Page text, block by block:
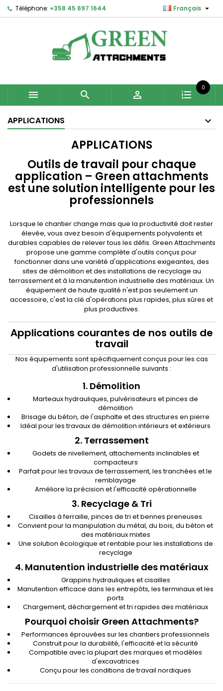
Téléphone: +358 45 697 1644 Français 
  
0
APPLICATIONS
APPLICATIONS
Outils de travail pour chaque
application – Green attachments
est une solution intelligente pour les
professionnels
Lorsque le chantier change mais que la productivité doit rester
élevée, vous avez besoin d'équipements polyvalents et
durables capables de relever tous les défis. Green Attachments
propose une gamme complète d'outils conçus pour
fonctionner dans une variété d'applications exigeantes, des
sites de démolition et des installations de recyclage au
terrassement et à la manutention industrielle des matériaux. Un
équipement de haute qualité n'est pas seulement un
accessoire, c'est la clé d'opérations plus rapides, plus sûres et
plus productives.
Applications courantes de nos outils de
travail
Nos équipements sont spécifiquement conçus pour les cas
d'utilisation professionnelle suivants :
1. Démolition
Marteaux hydrauliques, pulvérisateurs et pinces de
démolition
Brisage du béton, de l'asphalte et des structures en pierre
Idéal pour les travaux de démolition intérieurs et extérieurs
2. Terrassement
Godets de nivellement, attachements inclinables et
compacteurs
Parfait pour les travaux de terrassement, les tranchées et le
remblayage
Améliore la précision et l'efficacité opérationnelle
3. Recyclage & Tri
Cisailles à ferraille, pinces de tri et bennes preneuses
Convient pour la manipulation du métal, du bois, du béton et
des matériaux mixtes
Une solution écologique et rentable pour les installations de
recyclage
4. Manutention industrielle des matériaux
Grappins hydrauliques et cisailles
Manutention efficace dans les entrepôts, les terminaux et les
ports
Chargement, déchargement et tri rapides des matériaux
Pourquoi choisir Green Attachments?
Performances éprouvées sur les chantiers professionnels
Construit pour la durabilité, l'efficacité et la sécurité
Compatible avec la plupart des marques et modèles
d'excavatrices
Conçu pour les conditions de travail nordiques